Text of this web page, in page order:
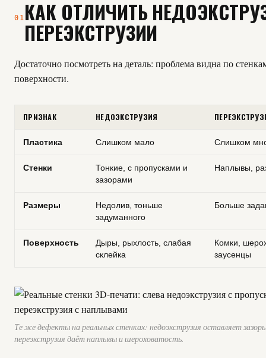
01 КАК ОТЛИЧИТЬ
ПЕРЕЭКСТРУЗИИ
Достаточно посмотреть на деталь: проблема видна по
поверхности.
ПРИЗНАК НЕДОЭКСТРУЗИЯ
Пластика Слишком мало Слишком
Стенки
Тонкие, с пропусками и
зазорами
Наплывы,
Размеры
Недолив, тоньше
задуманного
Больше
Поверхность
Дыры, рыхлость, слабая
склейка
Комки,
заусенцы
Те же дефекты на реальных стенках: недоэкструзия оставляет
переэкструзия даёт наплывы и шероховатость.